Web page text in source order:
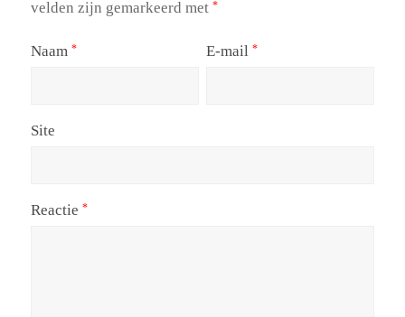
velden zijn gemarkeerd met *
Naam * E-mail *
Site
Reactie *